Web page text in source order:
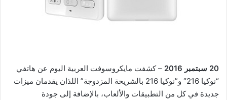
20 سبتمبر 2016 – كشفت مايكروسوفت العربية اليوم عن هاتفي
“نوكيا 216″ و”نوكيا 216 بالشريحة المزدوجة” اللذان يقدمان ميزات
جديدة في كل من التطبيقات والألعاب، بالإضافة إلى جودة